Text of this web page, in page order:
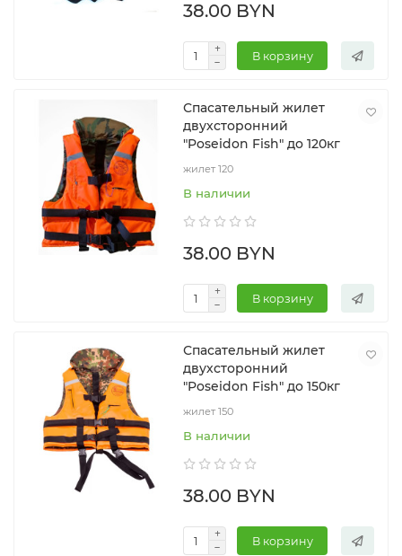
38.00 BYN
В корзину
Спасательный жилет
двухсторонний
"Poseidon Fish" до 120кг
жилет 120
В наличии
38.00 BYN
В корзину
Спасательный жилет
двухсторонний
"Poseidon Fish" до 150кг
жилет 150
В наличии
38.00 BYN
В корзину